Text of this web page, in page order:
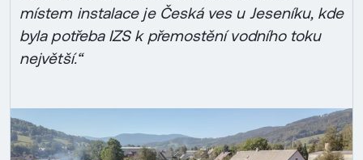
místem instalace je Česká ves u Jeseníku, kde
byla potřeba IZS k přemostění vodního toku
největší.“